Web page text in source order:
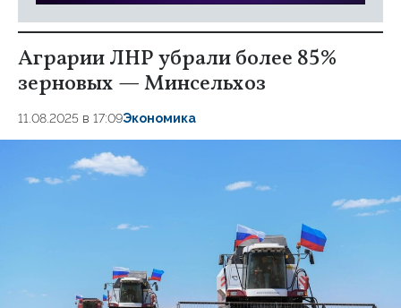
Аграрии ЛНР убрали более 85%
зерновых — Минсельхоз
11.08.2025 в 17:09Экономика